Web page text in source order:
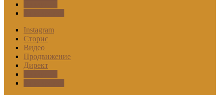
Instagram
Сторис
Видео
Продвижение
Директ